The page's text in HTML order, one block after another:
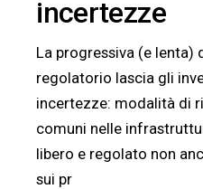
incertezze
La progressiva (e lenta)
regolatorio lascia gli
incertezze: modalità di
comuni nelle
libero e regolato non
sui pr